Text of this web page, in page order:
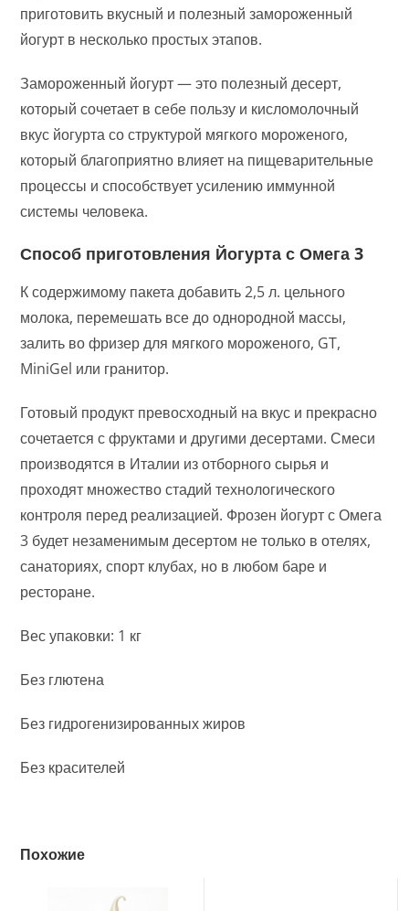
приготовить вкусный и полезный замороженный
йогурт в несколько простых этапов.
Замороженный йогурт — это полезный десерт,
который сочетает в себе пользу и кисломолочный
вкус йогурта со структурой мягкого мороженого,
который благоприятно влияет на пищеварительные
процессы и способствует усилению иммунной
системы человека.
Способ приготовления Йогурта с Омега 3
К содержимому пакета добавить 2,5 л. цельного
молока, перемешать все до однородной массы,
залить во фризер для мягкого мороженого, GT,
MiniGel или гранитор.
Готовый продукт превосходный на вкус и прекрасно
сочетается с фруктами и другими десертами. Смеси
производятся в Италии из отборного сырья и
проходят множество стадий технологического
контроля перед реализацией. Фрозен йогурт с Омега
3 будет незаменимым десертом не только в отелях,
санаториях, спорт клубах, но в любом баре и
ресторане.
Вес упаковки: 1 кг
Без глютена
Без гидрогенизированных жиров
Без красителей
Похожие